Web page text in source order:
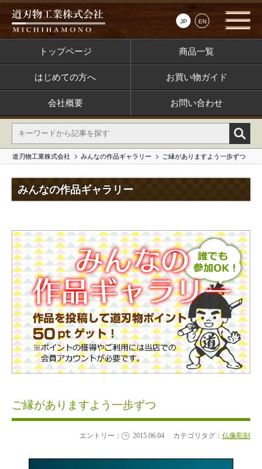
JP EN
トップページ 商品一覧
はじめての方へ お買い物ガイド
会社概要 お問い合わせ
道刃物工業株式会社 みんなの作品ギャラリー ご縁がありますよう一歩ずつ
みんなの作品ギャラリー
ご縁がありますよう一歩ずつ
エントリー： 2015.06.04 カテゴリタグ： 仏像彫刻